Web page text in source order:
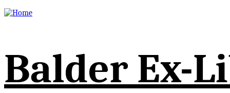
Balder Ex-